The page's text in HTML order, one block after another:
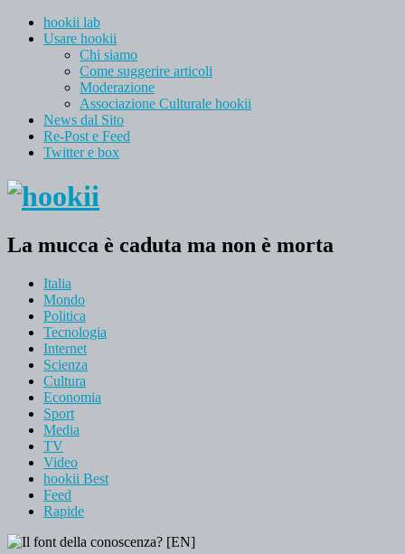
hookii lab
Usare hookii
Chi siamo
Come suggerire articoli
Moderazione
Associazione Culturale hookii
News dal Sito
Re-Post e Feed
Twitter e box
La mucca è caduta ma non è morta
Italia
Mondo
Politica
Tecnologia
Internet
Scienza
Cultura
Economia
Sport
Media
TV
Video
hookii Best
Feed
Rapide